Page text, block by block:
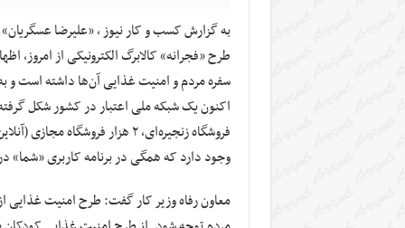
به گزارش کسب و کار نیوز ، «علیرضا
طرح «فجرانه» کالابرگ الکترونیکی از امروز،
سفره مردم و امنیت غذایی آن‌ها داشته است و
وجود دارد که همگی در برنامه کاربری
معاون رفاه وزیر کار گفت: طرح امنیت